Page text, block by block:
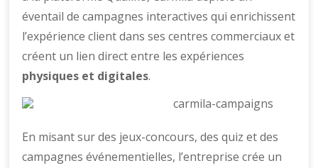
éventail de campagnes interactives qui enrichissent
l’expérience client dans ses centres commerciaux et
créent un lien direct entre les expériences
physiques et digitales.
En misant sur des jeux-concours, des quiz et des
campagnes événementielles, l’entreprise crée un